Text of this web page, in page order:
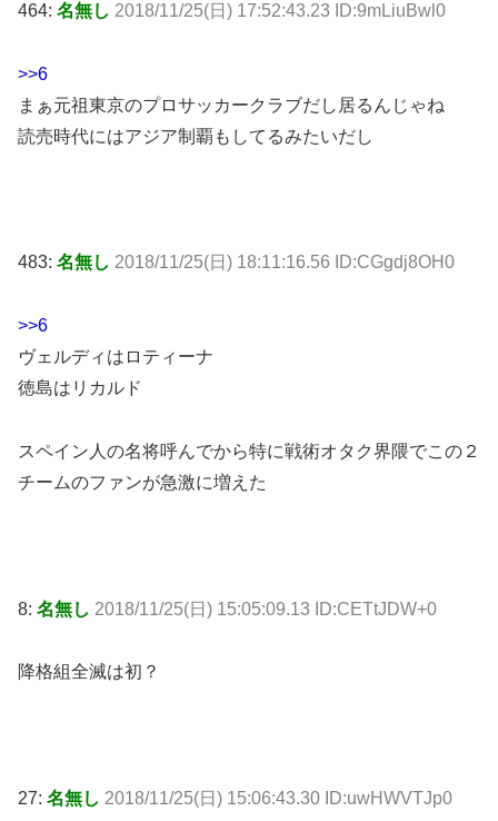
464: 名無し 2018/11/25(日) 17:52:43.23 ID:9mLiuBwl0
>>6
まぁ元祖東京のプロサッカークラブだし居るんじゃね
読売時代にはアジア制覇もしてるみたいだし
483: 名無し 2018/11/25(日) 18:11:16.56 ID:CGgdj8OH0
>>6
ヴェルディはロティーナ
徳島はリカルド
スペイン人の名将呼んでから特に戦術オタク界隈でこの２
チームのファンが急激に増えた
8: 名無し 2018/11/25(日) 15:05:09.13 ID:CETtJDW+0
降格組全滅は初？
27: 名無し 2018/11/25(日) 15:06:43.30 ID:uwHWVTJp0